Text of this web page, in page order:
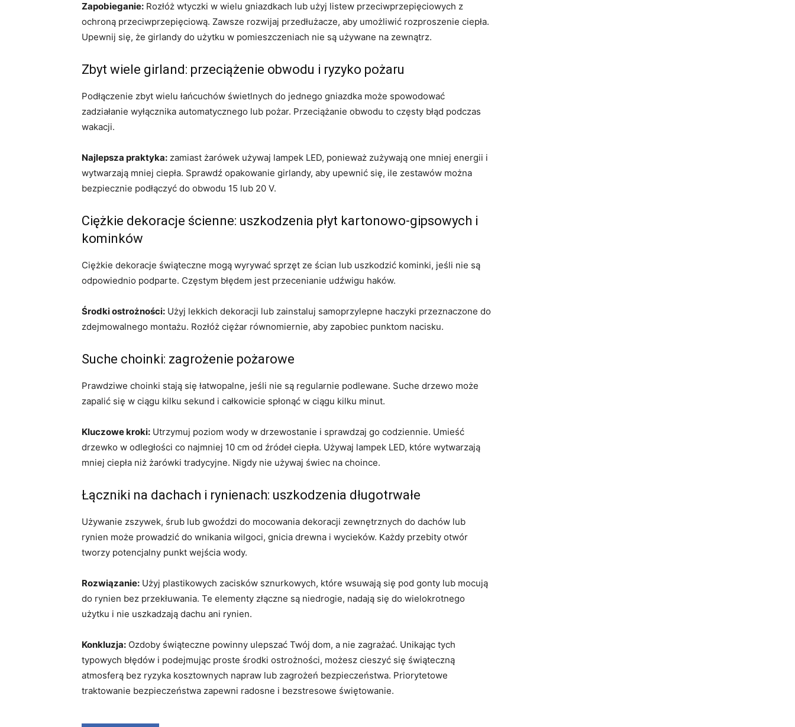
Zapobieganie: Rozłóż wtyczki w wielu gniazdkach lub użyj listew przeciwprzepięciowych z
ochroną przeciwprzepięciową. Zawsze rozwijaj przedłużacze, aby umożliwić rozproszenie ciepła.
Upewnij się, że girlandy do użytku w pomieszczeniach nie są używane na zewnątrz.
Zbyt wiele girland: przeciążenie obwodu i ryzyko pożaru
Podłączenie zbyt wielu łańcuchów świetlnych do jednego gniazdka może spowodować
zadziałanie wyłącznika automatycznego lub pożar. Przeciążanie obwodu to częsty błąd podczas
wakacji.
Najlepsza praktyka: zamiast żarówek używaj lampek LED, ponieważ zużywają one mniej energii i
wytwarzają mniej ciepła. Sprawdź opakowanie girlandy, aby upewnić się, ile zestawów można
bezpiecznie podłączyć do obwodu 15 lub 20 V.
Ciężkie dekoracje ścienne: uszkodzenia płyt kartonowo-gipsowych i
kominków
Ciężkie dekoracje świąteczne mogą wyrywać sprzęt ze ścian lub uszkodzić kominki, jeśli nie są
odpowiednio podparte. Częstym błędem jest przecenianie udźwigu haków.
Środki ostrożności: Użyj lekkich dekoracji lub zainstaluj samoprzylepne haczyki przeznaczone do
zdejmowalnego montażu. Rozłóż ciężar równomiernie, aby zapobiec punktom nacisku.
Suche choinki: zagrożenie pożarowe
Prawdziwe choinki stają się łatwopalne, jeśli nie są regularnie podlewane. Suche drzewo może
zapalić się w ciągu kilku sekund i całkowicie spłonąć w ciągu kilku minut.
Kluczowe kroki: Utrzymuj poziom wody w drzewostanie i sprawdzaj go codziennie. Umieść
drzewko w odległości co najmniej 10 cm od źródeł ciepła. Używaj lampek LED, które wytwarzają
mniej ciepła niż żarówki tradycyjne. Nigdy nie używaj świec na choince.
Łączniki na dachach i rynienach: uszkodzenia długotrwałe
Używanie zszywek, śrub lub gwoździ do mocowania dekoracji zewnętrznych do dachów lub
rynien może prowadzić do wnikania wilgoci, gnicia drewna i wycieków. Każdy przebity otwór
tworzy potencjalny punkt wejścia wody.
Rozwiązanie: Użyj plastikowych zacisków sznurkowych, które wsuwają się pod gonty lub mocują
do rynien bez przekłuwania. Te elementy złączne są niedrogie, nadają się do wielokrotnego
użytku i nie uszkadzają dachu ani rynien.
Konkluzja: Ozdoby świąteczne powinny ulepszać Twój dom, a nie zagrażać. Unikając tych
typowych błędów i podejmując proste środki ostrożności, możesz cieszyć się świąteczną
atmosferą bez ryzyka kosztownych napraw lub zagrożeń bezpieczeństwa. Priorytetowe
traktowanie bezpieczeństwa zapewni radosne i bezstresowe świętowanie.